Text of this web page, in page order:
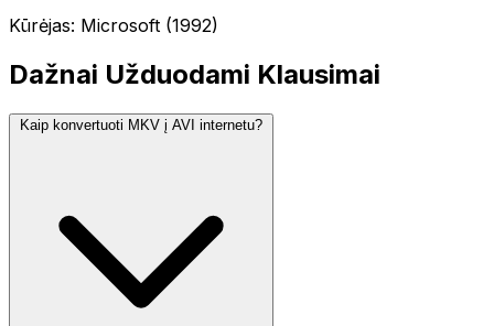
Kūrėjas: Microsoft (1992)
Dažnai Užduodami Klausimai
Kaip konvertuoti MKV į AVI internetu?